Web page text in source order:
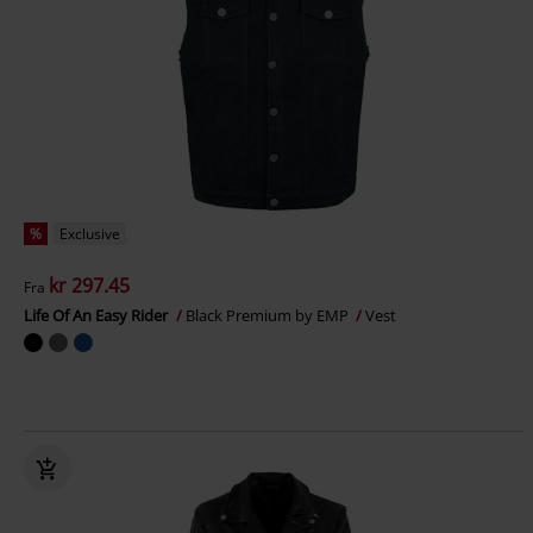
% Exclusive
Fra kr 297.45
Life Of An Easy Rider Black Premium by EMP Vest